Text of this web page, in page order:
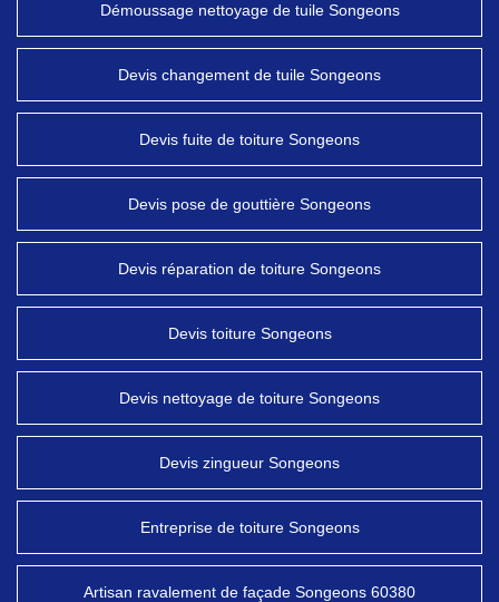
Démoussage nettoyage de tuile Songeons
Devis changement de tuile Songeons
Devis fuite de toiture Songeons
Devis pose de gouttière Songeons
Devis réparation de toiture Songeons
Devis toiture Songeons
Devis nettoyage de toiture Songeons
Devis zingueur Songeons
Entreprise de toiture Songeons
Artisan ravalement de façade Songeons 60380